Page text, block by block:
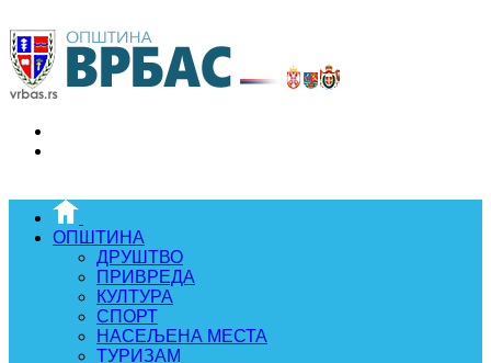
ОПШТИНА
ДРУШТВО
ПРИВРЕДА
КУЛТУРА
СПОРТ
НАСЕЉЕНА МЕСТА
ТУРИЗАМ